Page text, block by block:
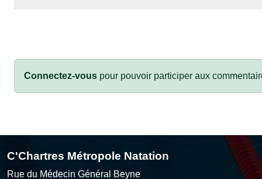
Connectez-vous pour pouvoir participer aux
C'Chartres Métropole Natation
Rue du Médecin Général Beyne